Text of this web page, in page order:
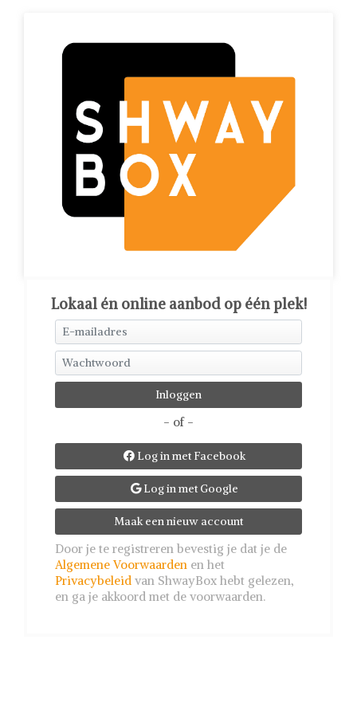
Lokaal én online aanbod op één plek!
- of -
Log in met Facebook
Log in met Google
Maak een nieuw account
Door je te registreren bevestig je dat je de
Algemene Voorwaarden en het
Privacybeleid van ShwayBox hebt gelezen,
en ga je akkoord met de voorwaarden.